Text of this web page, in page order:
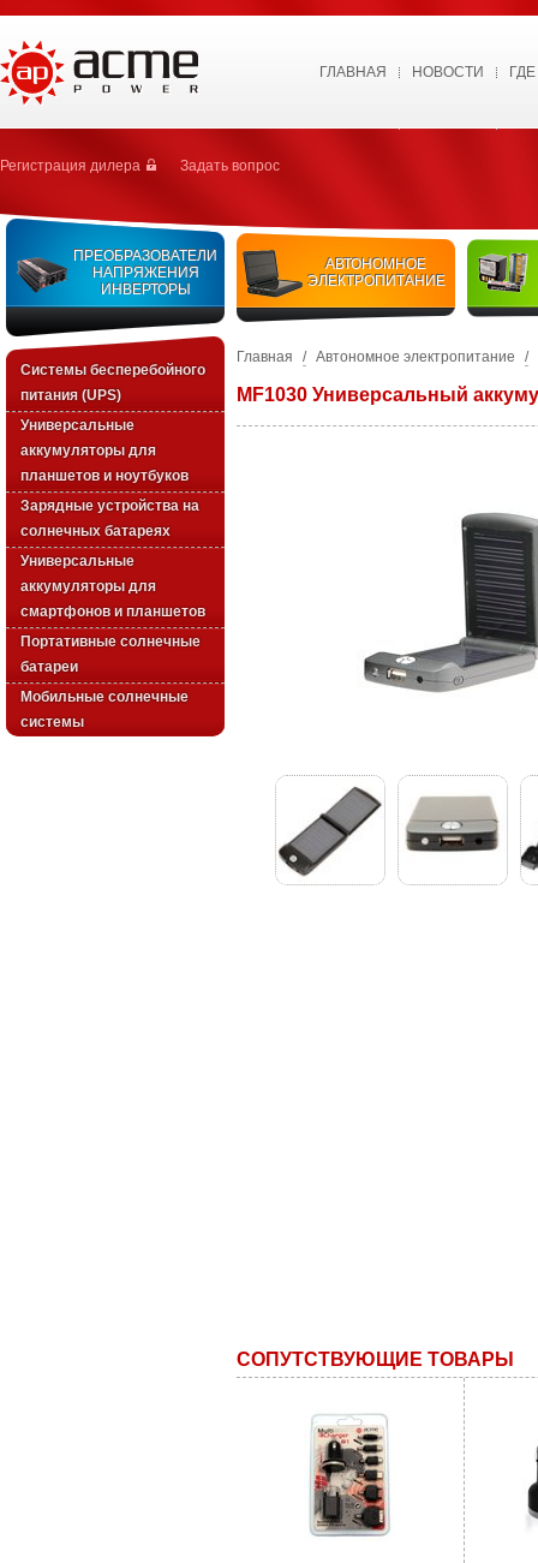
ГЛАВНАЯ НОВОСТИ
Регистрация дилера Задать вопрос
ПРЕОБРАЗОВАТЕЛИ
НАПРЯЖЕНИЯ
ИНВЕРТОРЫ
АВТОНОМНОЕ
ЭЛЕКТРОПИТАНИЕ
Системы бесперебойного
питания (UPS)
Универсальные
аккумуляторы для
планшетов и ноутбуков
Зарядные устройства на
солнечных батареях
Универсальные
аккумуляторы для
смартфонов и планшетов
Портативные солнечные
батареи
Мобильные солнечные
системы
Главная / Автономное электропитание /
MF1030 Универсальный
СОПУТСТВУЮЩИЕ ТОВАРЫ